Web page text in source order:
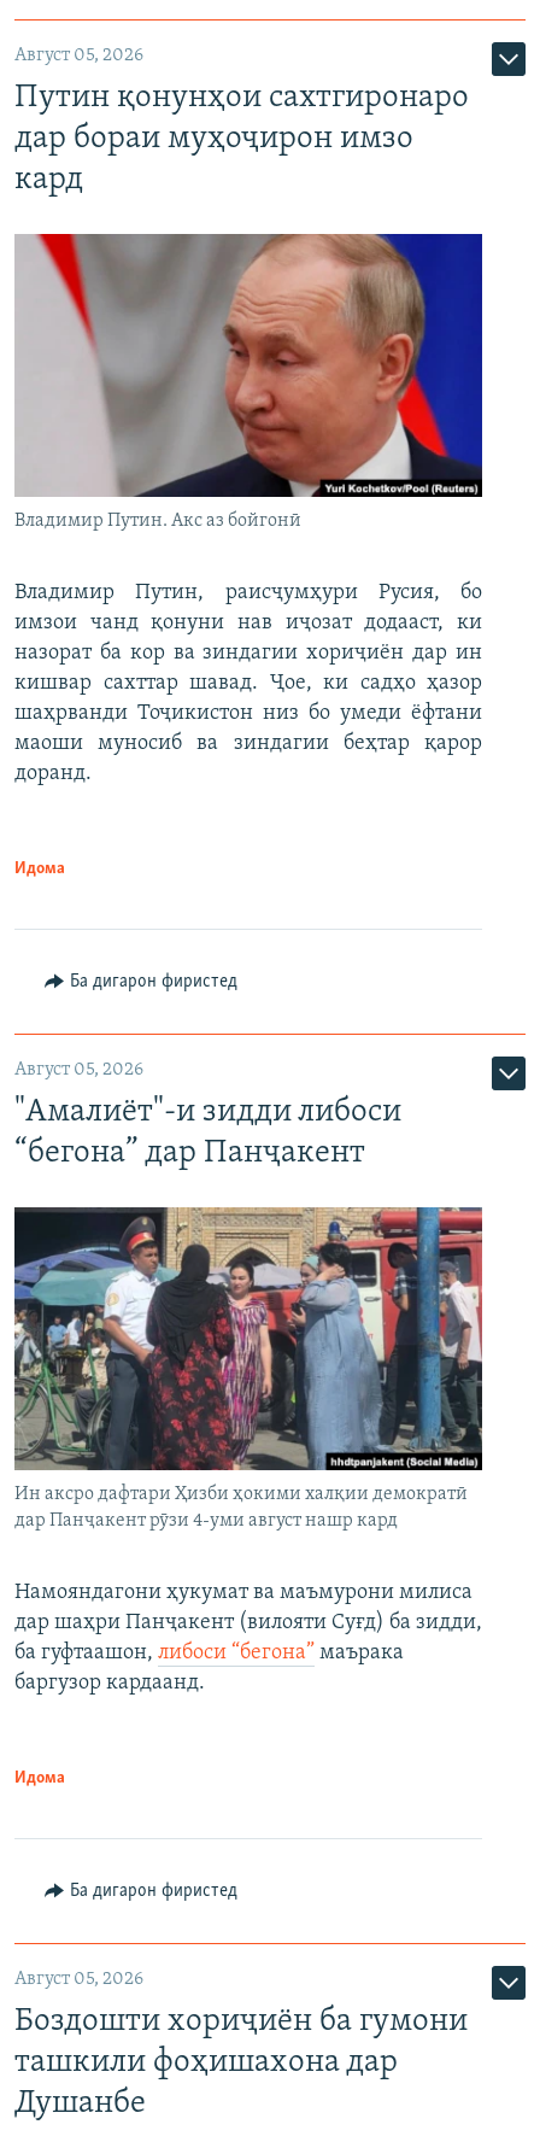
Август 05, 2026
Путин қонунҳои сахтгиронаро
дар бораи муҳоҷирон имзо
кард
Владимир Путин. Акс аз бойгонӣ
Владимир Путин, раисҷумҳури Русия, бо
имзои чанд қонуни нав иҷозат додааст, ки
назорат ба кор ва зиндагии хориҷиён дар ин
кишвар сахттар шавад. Ҷое, ки садҳо ҳазор
шаҳрванди Тоҷикистон низ бо умеди ёфтани
маоши муносиб ва зиндагии беҳтар қарор
доранд.
Идома
Ба дигарон фиристед
Август 05, 2026
"Амалиёт"-и зидди либоси
“бегона” дар Панҷакент
Ин аксро дафтари Ҳизби ҳокими халқии демократӣ
дар Панҷакент рӯзи 4-уми август нашр кард
Намояндагони ҳукумат ва маъмурони милиса
дар шаҳри Панҷакент (вилояти Суғд) ба зидди,
ба гуфтаашон, либоси “бегона” маърака
баргузор кардаанд.
Идома
Ба дигарон фиристед
Август 05, 2026
Боздошти хориҷиён ба гумони
ташкили фоҳишахона дар
Душанбе